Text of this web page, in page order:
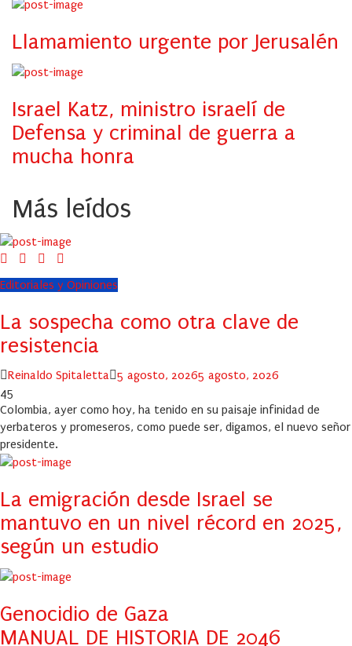
Llamamiento urgente por Jerusalén
Israel Katz, ministro israelí de
Defensa y criminal de guerra a
mucha honra
Más leídos
Editoriales y Opiniones
La sospecha como otra clave de
resistencia
Author
Reinaldo Spitaletta Posted
5 agosto, 20265 agosto, 2026
45
Colombia, ayer como hoy, ha tenido en su paisaje infinidad de
yerbateros y promeseros, como puede ser, digamos, el nuevo señor
presidente.
La emigración desde Israel se
mantuvo en un nivel récord en 2025,
según un estudio
Genocidio de Gaza
MANUAL DE HISTORIA DE 2046